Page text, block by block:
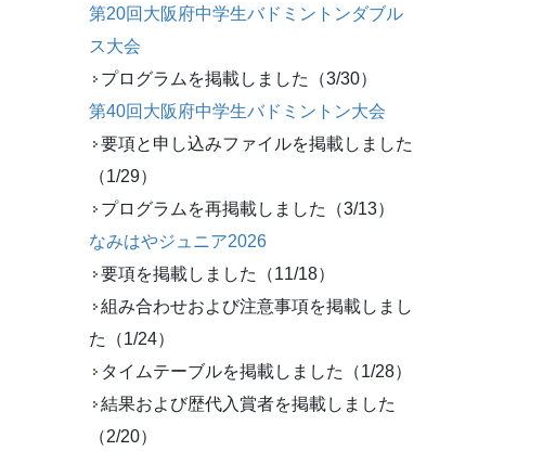
第20回大阪府中学生バドミントンダブル
ス大会
プログラムを掲載しました（3/30）
第40回大阪府中学生バドミントン大会
要項と申し込みファイルを掲載しました
（1/29）
プログラムを再掲載しました（3/13）
なみはやジュニア2026
要項を掲載しました（11/18）
組み合わせおよび注意事項を掲載しまし
た（1/24）
タイムテーブルを掲載しました（1/28）
結果および歴代入賞者を掲載しました
（2/20）